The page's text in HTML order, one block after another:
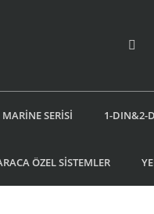
MARİNE SERİSİ 1-DIN&2-
ÖZEL SİSTEMLER